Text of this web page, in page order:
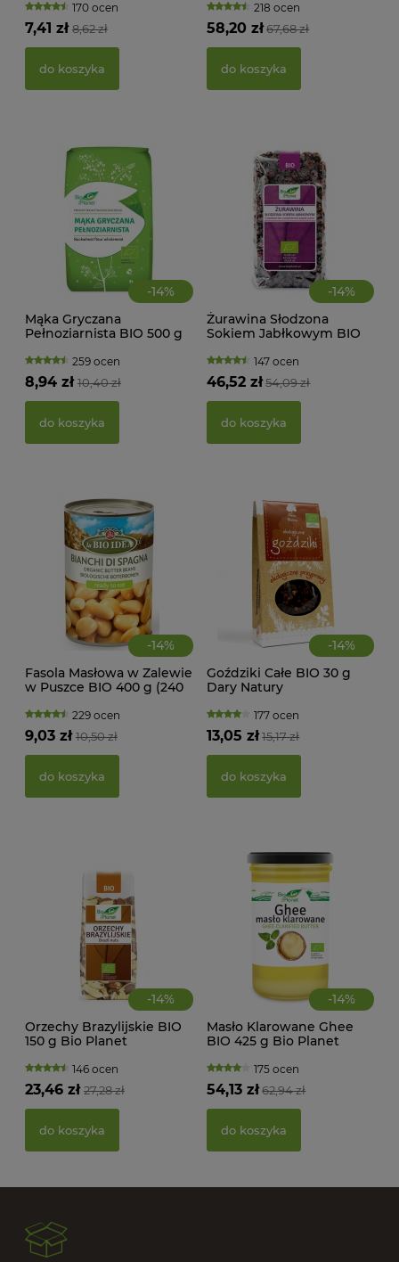
170 ocen
8,62 zł
7,41 zł
do koszyka
218 ocen
67,68 zł
58,20 zł
do koszyka
-14%
Mąka Gryczana
Pełnoziarnista BIO 500 g
259 ocen
10,40 zł
8,94 zł
do koszyka
-14%
Żurawina Słodzona
Sokiem Jabłkowym BIO
147 ocen
54,09 zł
46,52 zł
do koszyka
-14%
Fasola Masłowa w Zalewie
w Puszce BIO 400 g (240
229 ocen
10,50 zł
9,03 zł
do koszyka
-14%
Goździki Całe BIO 30 g
Dary Natury
177 ocen
15,17 zł
13,05 zł
do koszyka
-14%
Orzechy Brazylijskie BIO
150 g Bio Planet
146 ocen
27,28 zł
23,46 zł
do koszyka
-14%
Masło Klarowane Ghee
BIO 425 g Bio Planet
175 ocen
62,94 zł
54,13 zł
do koszyka